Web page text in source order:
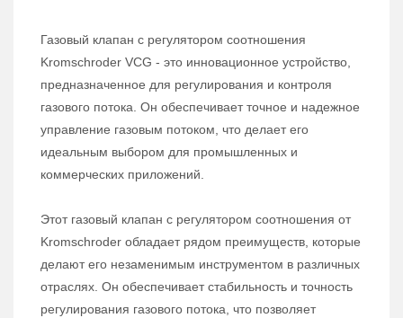
Газовый клапан с регулятором соотношения
Kromschroder VCG - это инновационное устройство,
предназначенное для регулирования и контроля
газового потока. Он обеспечивает точное и надежное
управление газовым потоком, что делает его
идеальным выбором для промышленных и
коммерческих приложений.
Этот газовый клапан с регулятором соотношения от
Kromschroder обладает рядом преимуществ, которые
делают его незаменимым инструментом в различных
отраслях. Он обеспечивает стабильность и точность
регулирования газового потока, что позволяет